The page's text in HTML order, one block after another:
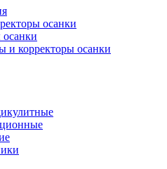
осанки
и корректоры осанки